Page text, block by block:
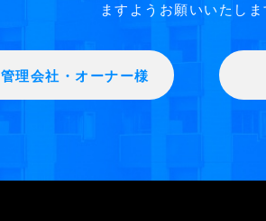
ますようお願いいたしま
管理会社・オーナー様